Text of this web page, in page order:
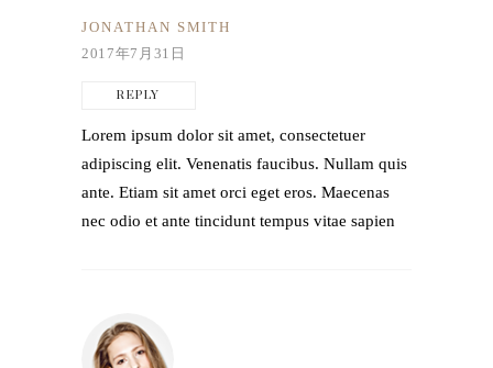
JONATHAN SMITH
2017年7月31日
REPLY
Lorem ipsum dolor sit amet, consectetuer
adipiscing elit. Venenatis faucibus. Nullam quis
ante. Etiam sit amet orci eget eros. Maecenas
nec odio et ante tincidunt tempus vitae sapien